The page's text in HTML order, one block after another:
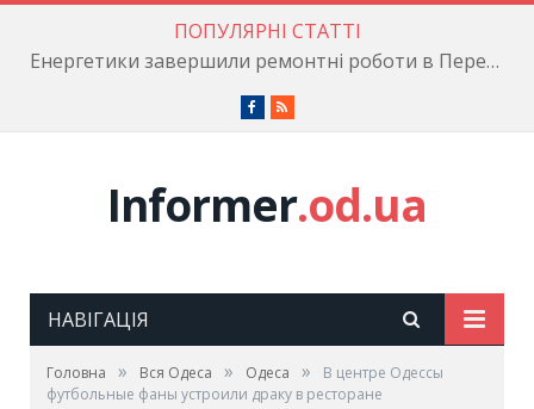
ПОПУЛЯРНІ СТАТТІ
Енергетики завершили ремонтні роботи в Пересипському районі
Facebook
RSS
Informer.od.ua
НАВІГАЦІЯ
Головна » Вся Одеса » Одеса »
В центре Одессы
футбольные фаны устроили драку в ресторане